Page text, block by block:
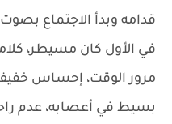
قدامه وبدأ الاجتماع
في الأول كان مسيطر،
مرور الوقت، إحساس
بسيط في أعصابه، عدم